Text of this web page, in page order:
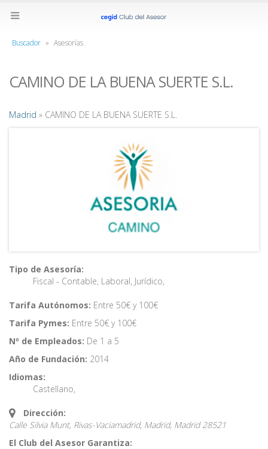
Buscador » Asesorías
CAMINO DE LA BUENA SUERTE S.L.
Madrid » CAMINO DE LA BUENA SUERTE S.L.
Tipo de Asesoría:
Fiscal - Contable, Laboral, Jurídico,
Tarifa Autónomos: Entre 50€ y 100€
Tarifa Pymes: Entre 50€ y 100€
Nº de Empleados: De 1 a 5
Año de Fundación: 2014
Idiomas:
Castellano,
Dirección:
Calle Silvia Munt, Rivas-Vaciamadrid, Madrid, Madrid 28521
El Club del Asesor Garantiza: